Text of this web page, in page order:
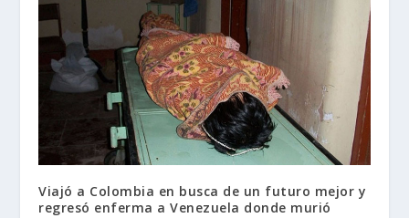
Viajó a Colombia en busca de un futuro mejor y
regresó enferma a Venezuela donde murió